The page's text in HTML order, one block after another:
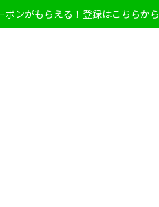
ポンがもらえる！登録はこちらから